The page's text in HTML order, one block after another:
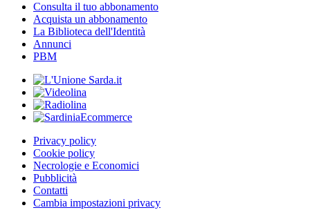
Consulta il tuo abbonamento
Acquista un abbonamento
La Biblioteca dell'Identità
Annunci
PBM
Privacy policy
Cookie policy
Necrologie e Economici
Pubblicità
Contatti
Cambia impostazioni privacy